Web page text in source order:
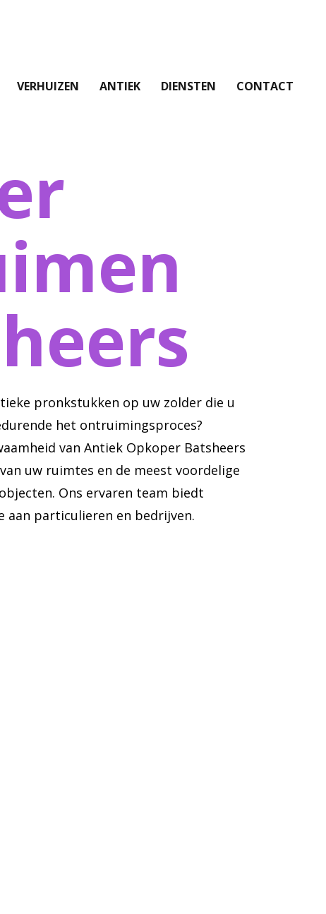
VERHUIZEN ANTIEK DIENSTEN CONTACT
pronkstukken op uw zolder die u
het ontruimingsproces?
van Antiek Opkoper Batsheers
uw ruimtes en de meest voordelige
Ons ervaren team biedt
aan particulieren en bedrijven.